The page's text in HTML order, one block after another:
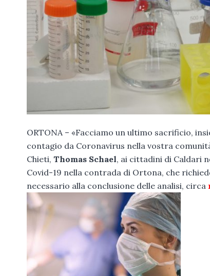
ORTONA – «Facciamo un ultimo sacrificio,
contagio da Coronavirus nella vostra
Chieti, Thomas Schael, ai cittadini di Caldari
Covid-19 nella contrada di Ortona, che
necessario alla conclusione delle analisi, circa